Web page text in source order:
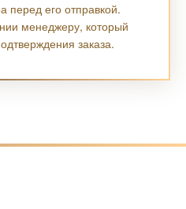
перед его отправкой.
менеджеру, который
заказа.